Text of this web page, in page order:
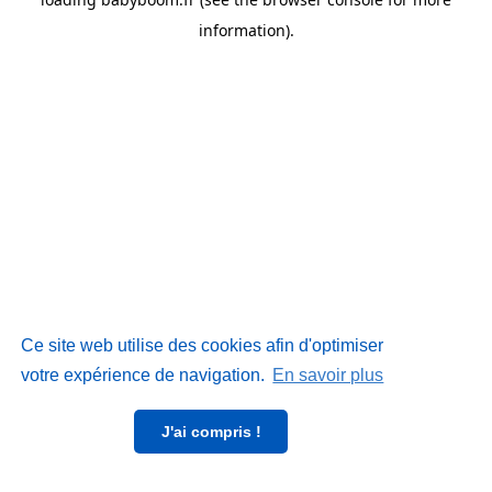
Ce site web utilise des cookies afin d'optimiser
votre expérience de navigation. En savoir plus
J'ai compris !
information).